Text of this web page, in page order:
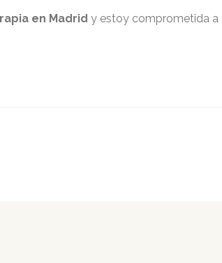
en Madrid y estoy comprometida a